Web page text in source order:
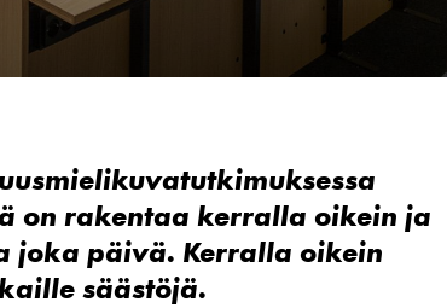
on rakentaa kerralla oikein ja
joka päivä. Kerralla oikein
säästöjä.